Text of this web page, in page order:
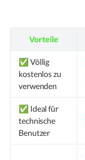
Vorteile
✅ Völlig
kostenlos zu
verwenden
✅ Ideal für
technische
Benutzer